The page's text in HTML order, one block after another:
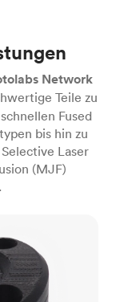
Network
Teile zu
Fused
bis hin zu
Laser
(MJF)